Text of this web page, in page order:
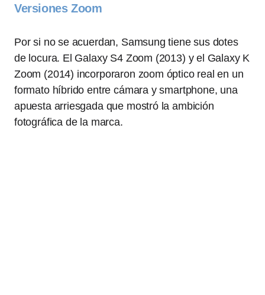
Versiones Zoom
Por si no se acuerdan, Samsung tiene sus dotes
de locura. El Galaxy S4 Zoom (2013) y el Galaxy K
Zoom (2014) incorporaron zoom óptico real en un
formato híbrido entre cámara y smartphone, una
apuesta arriesgada que mostró la ambición
fotográfica de la marca.